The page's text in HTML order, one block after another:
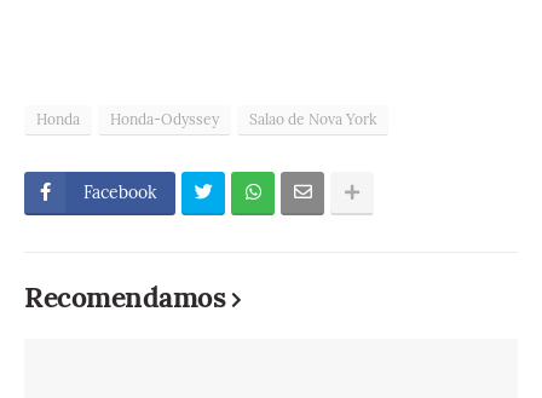
Honda Honda-Odyssey Salao de Nova York
Facebook
Recomendamos